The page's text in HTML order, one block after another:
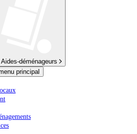
Aides-déménageurs
principal